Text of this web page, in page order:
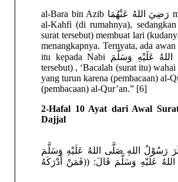
al-Bara bin Azib رَضِيَ اللهُ عَنْهُمَا meriwayatkan, ada seorang lelaki membaca (surat)
al-Kahfi (di rumahnya),
surat tersebut) membuat lari
menangkapnya. Ternyata, ada
itu kepada Nabi صَلَّى اللهُ عَلَيْهِ وَسَلَّمَ. Maka, beliau mengatakan (kepada lelaki
tersebut) , ‘Bacalah (surat itu)
yang turun karena (pembacaan) al-
(pembacaan) al-Qur’an.” [6]
2-Hafal 10 Ayat dari Awal
Dajjal
رَسُوْلُ اللهِ صَلَّى اللهُ عَلَيْهِ وَسَلَّمَ
عَلَيْهِ وَسَلَّمَ قَالَ: ((فَمَنْ أَدْرَكَهُ